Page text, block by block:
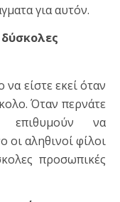
για αυτόν.
να είστε εκεί όταν
Όταν περνάτε
επιθυμούν να
οι αληθινοί φίλοι
προσωπικές